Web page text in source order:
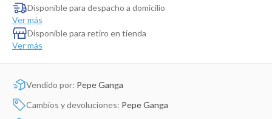
Disponible para despacho a domicilio
Ver más
Disponible para retiro en tienda
Ver más
Vendido por: Pepe Ganga
Cambios y devoluciones: Pepe Ganga
Dinosaurio Juguete